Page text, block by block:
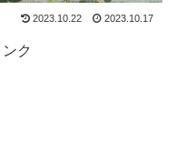
2023.10.22 2023.10.17
ク